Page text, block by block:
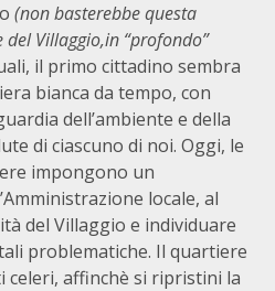
(non basterebbe questa
Villaggio,in “profondo”
il primo cittadino sembra
bianca da tempo, con
dell’ambiente e della
di ciascuno di noi. Oggi, le
impongono un
locale, al
del Villaggio e individuare
problematiche. Il quartiere
affinchè si ripristini la